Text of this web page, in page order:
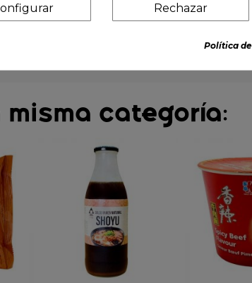
categoría:
Rechazar
Política